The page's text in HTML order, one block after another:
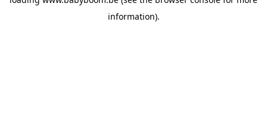
information).